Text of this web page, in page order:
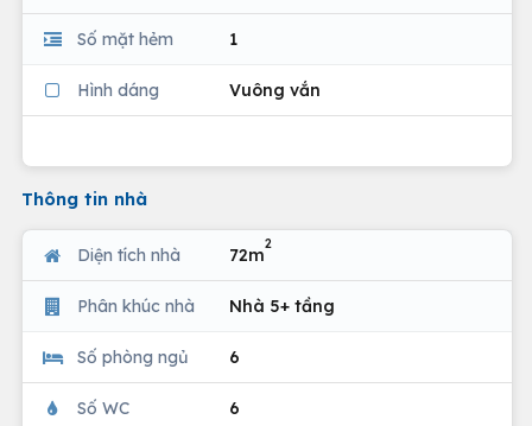
Số mặt hẻm 1
Hình dáng Vuông vắn
Thông tin nhà
Diện tích nhà 72m
2
Phân khúc nhà Nhà 5+ tầng
Số phòng ngủ 6
Số WC 6